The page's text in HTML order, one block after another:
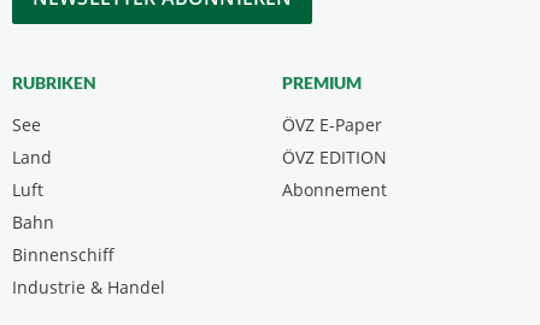
RUBRIKEN
See
Land
Luft
Bahn
Binnenschiff
Industrie & Handel
PREMIUM
ÖVZ E-Paper
Abonnement
ÖVZ EDITION